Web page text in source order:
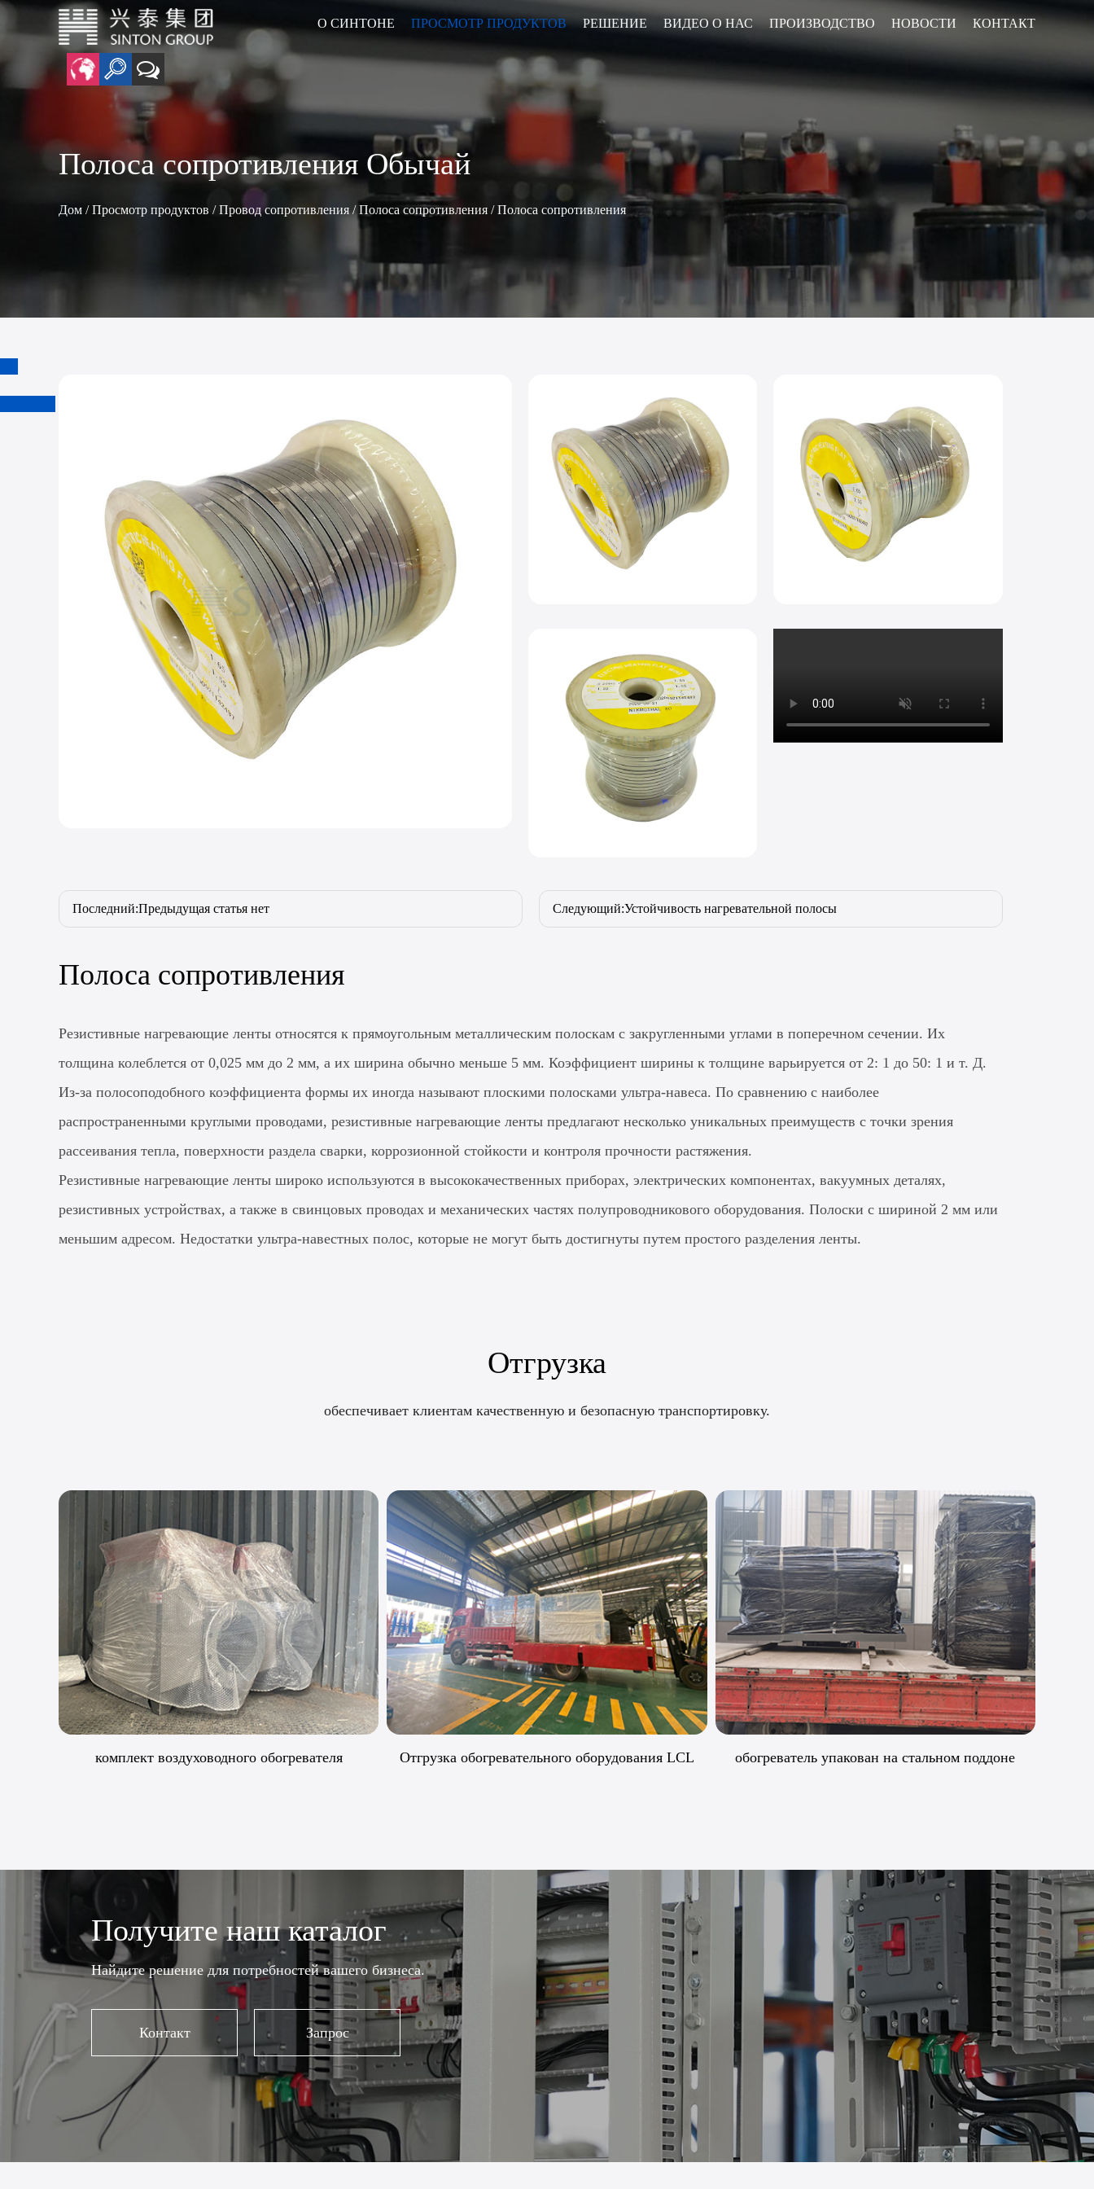
О СИНТОНЕ ПРОСМОТР ПРОДУКТОВ РЕШЕНИЕ ВИДЕО О НАС ПРОИЗВОДСТВО НОВОСТИ КОНТАКТ
Полоса сопротивления Обычай
Дом /Просмотр продуктов /Провод сопротивления /Полоса сопротивления /Полоса сопротивления
Последний:Предыдущая статья нет Следующий:Устойчивость нагревательной полосы
Полоса сопротивления
Резистивные нагревающие ленты относятся к прямоугольным металлическим полоскам с закругленными углами в поперечном сечении. Их
толщина колеблется от 0,025 мм до 2 мм, а их ширина обычно меньше 5 мм. Коэффициент ширины к толщине варьируется от 2: 1 до 50: 1 и т. Д.
Из-за полосоподобного коэффициента формы их иногда называют плоскими полосками ультра-навеса. По сравнению с наиболее
распространенными круглыми проводами, резистивные нагревающие ленты предлагают несколько уникальных преимуществ с точки зрения
рассеивания тепла, поверхности раздела сварки, коррозионной стойкости и контроля прочности растяжения.
Резистивные нагревающие ленты широко используются в высококачественных приборах, электрических компонентах, вакуумных деталях,
резистивных устройствах, а также в свинцовых проводах и механических частях полупроводникового оборудования. Полоски с шириной 2 мм или
меньшим адресом. Недостатки ультра-навестных полос, которые не могут быть достигнуты путем простого разделения ленты.
Отгрузка
обеспечивает клиентам качественную и безопасную транспортировку.
Отгрузка обогревательного оборудования LCL обогреватель упакован на стальном поддоне Упаковка погружного нагревателя1
Получите наш каталог
Найдите решение для потребностей вашего бизнеса.
Контакт Запрос